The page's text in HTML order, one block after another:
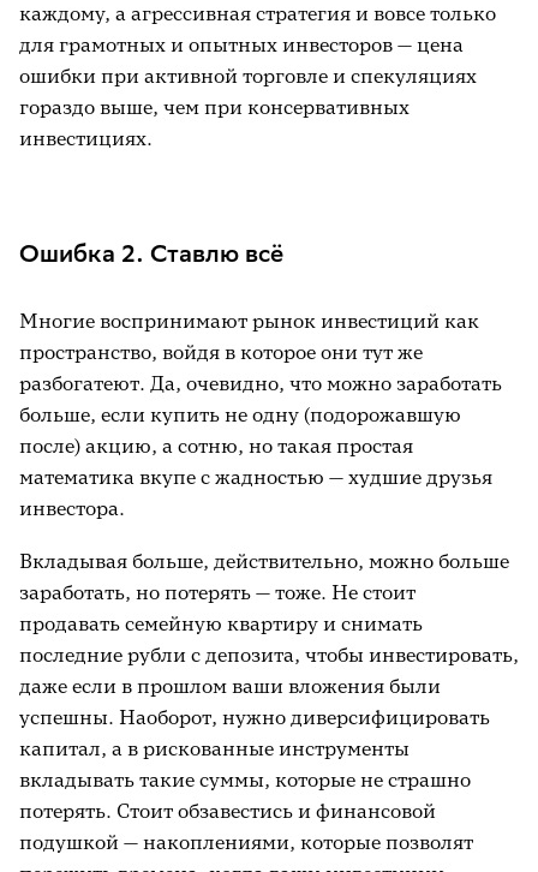
каждому, а агрессивная стратегия и вовсе только
для грамотных и опытных инвесторов — цена
ошибки при активной торговле и спекуляциях
гораздо выше, чем при консервативных
инвестициях.
Ошибка 2. Ставлю всё
Многие воспринимают рынок инвестиций как
пространство, войдя в которое они тут же
разбогатеют. Да, очевидно, что можно заработать
больше, если купить не одну (подорожавшую
после) акцию, а сотню, но такая простая
математика вкупе с жадностью — худшие друзья
инвестора.
Вкладывая больше, действительно, можно больше
заработать, но потерять — тоже. Не стоит
продавать семейную квартиру и снимать
последние рубли с депозита, чтобы инвестировать,
даже если в прошлом ваши вложения были
успешны. Наоборот, нужно диверсифицировать
капитал, а в рискованные инструменты
вкладывать такие суммы, которые не страшно
потерять. Стоит обзавестись и финансовой
подушкой — накоплениями, которые позволят